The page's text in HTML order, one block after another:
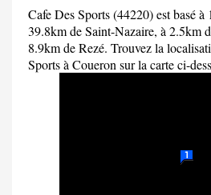
Cafe Des Sports (44220) est basé à
39.8km de Saint-Nazaire, à 2.5km
8.9km de Rezé. Trouvez la
Sports à Coueron sur la carte ci-